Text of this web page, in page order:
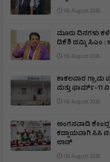
06 August 2026
ಮೂರು ದಿನಗಳು
ಡಿಕೆಶಿ ಡಮ್ಮಿ ಸಿಎಂ
06 August 2026
ಕಾಕಲವಾರ ಗ್ರಾಮ
ಮತ್ತು ಫಾರ್ಮ್-11
06 August 2026
ಅಂಗನವಾಡಿ
ಕಡ್ಡಾಯವಾಗಿ ಸಿಸಿ
ಲಾಡ್
06 August 2026